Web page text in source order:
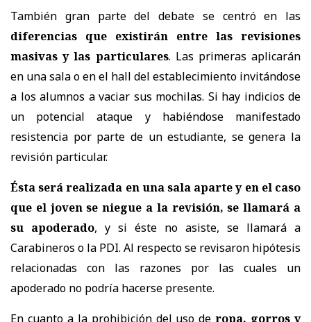
También gran parte del debate se centró en las
diferencias que existirán entre las revisiones
masivas y las particulares. Las primeras aplicarán
en una sala o en el hall del establecimiento invitándose
a los alumnos a vaciar sus mochilas. Si hay indicios de
un potencial ataque y habiéndose manifestado
resistencia por parte de un estudiante, se genera la
revisión particular.
Ésta será realizada en una sala aparte y en el caso
que el joven se niegue a la revisión, se llamará a
su apoderado, y si éste no asiste, se llamará a
Carabineros o la PDI. Al respecto se revisaron hipótesis
relacionadas con las razones por las cuales un
apoderado no podría hacerse presente.
En cuanto a la prohibición del uso deropa, gorros y